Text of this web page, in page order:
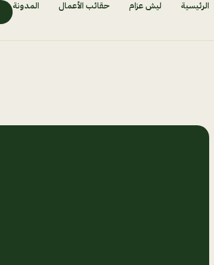
الرئيسية ليش عزام حقائب الأعمال المدونة